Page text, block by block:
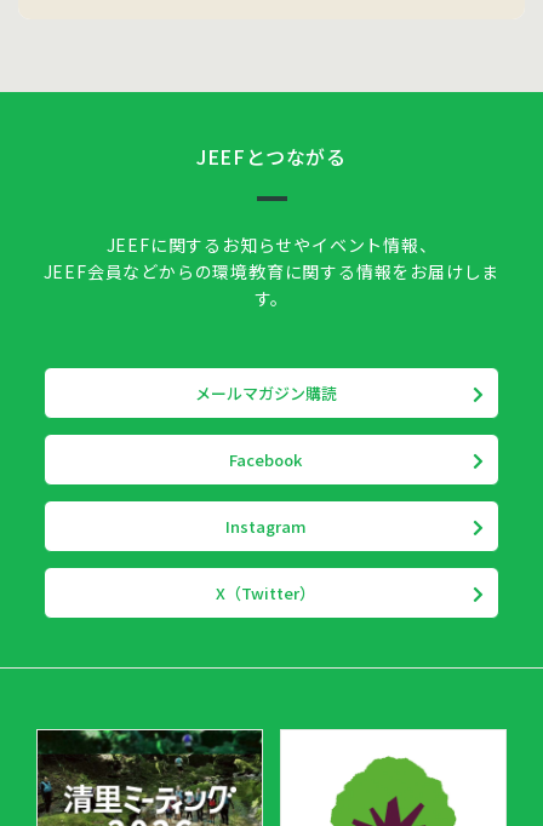
JEEFとつながる
JEEFに関するお知らせやイベント情報、
JEEF会員などからの環境教育に関する情報をお届けしま
す。
メールマガジン購読
Facebook
Instagram
X（Twitter）